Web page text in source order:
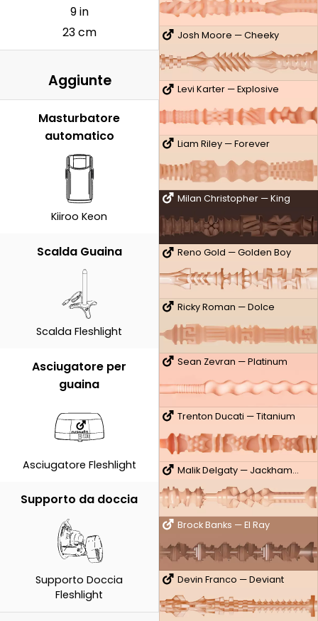
Josh Moore — Cheeky
Levi Karter — Explosive
Liam Riley — Forever
Milan Christopher — King
Reno Gold — Golden Boy
Ricky Roman — Dolce
Sean Zevran — Platinum
Trenton Ducati — Titanium
Malik Delgaty — Jackhammer
Brock Banks — El Ray
Devin Franco — Deviant
9 in
23 cm
Aggiunte
Masturbatore
automatico
Kiiroo Keon
Scalda Guaina
Scalda Fleshlight
Asciugatore per
guaina
Asciugatore Fleshlight
Supporto da doccia
Supporto Doccia
Fleshlight